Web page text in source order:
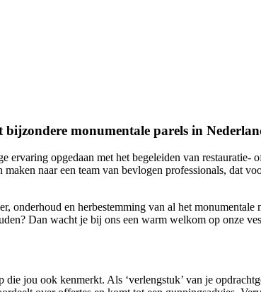
bijzondere monumentale parels in
opgedaan met het begeleiden van restauratie-
naar een team van bevlogen professionals, dat
onderhoud en herbestemming van al het
Dan wacht je bij ons een warm welkom op onze
jou ook kenmerkt. Als ‘verlengstuk’ van je